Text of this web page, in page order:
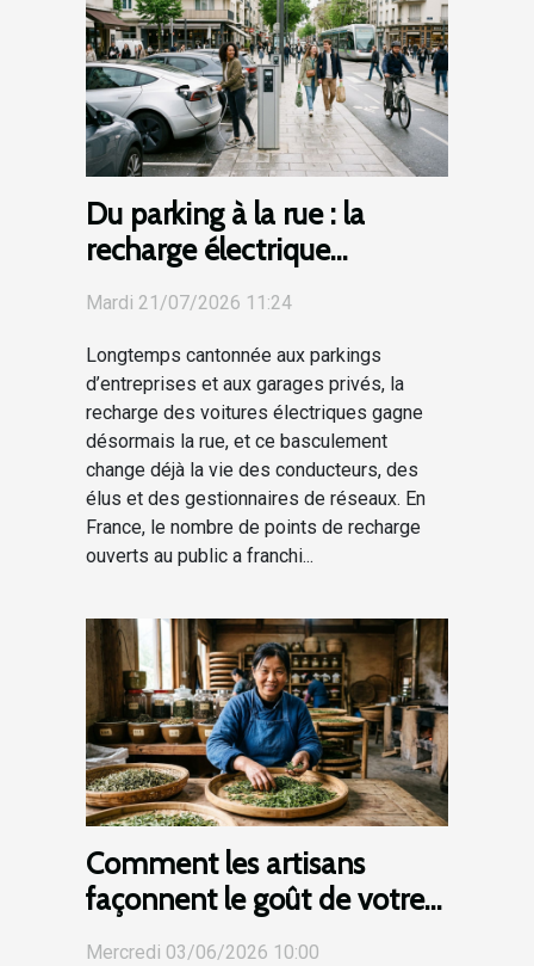
Du parking à la rue : la
recharge électrique
révolutionne la mobilité
Mardi 21/07/2026 11:24
Longtemps cantonnée aux parkings
d’entreprises et aux garages privés, la
recharge des voitures électriques gagne
désormais la rue, et ce basculement
change déjà la vie des conducteurs, des
élus et des gestionnaires de réseaux. En
France, le nombre de points de recharge
ouverts au public a franchi...
Comment les artisans
façonnent le goût de votre
thé préféré
Mercredi 03/06/2026 10:00